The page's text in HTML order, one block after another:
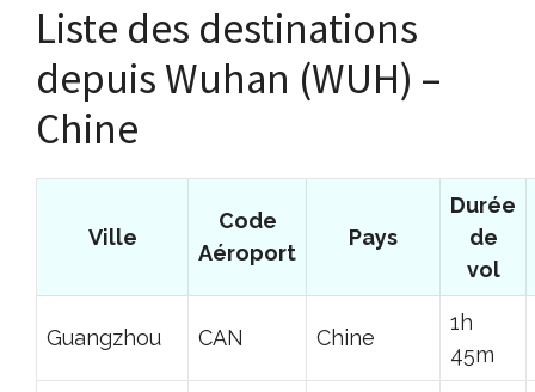
Liste des destinations
depuis Wuhan (WUH) –
Chine
Ville
Code
Aéroport
Pays
Durée
de
vol
Guangzhou CAN Chine
1h
45m